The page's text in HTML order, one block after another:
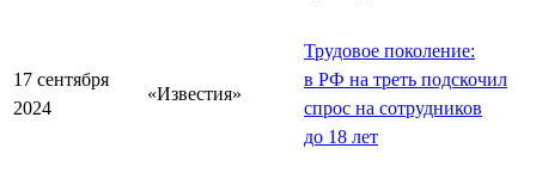
17 сентября
2024
«Известия»
Трудовое поколение:
в РФ на треть подскочил
спрос на сотрудников
до 18 лет